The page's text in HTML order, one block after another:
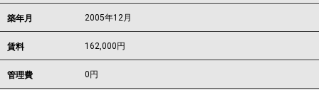
築年月 2005年12月
賃料 162,000 円
管理費 0円